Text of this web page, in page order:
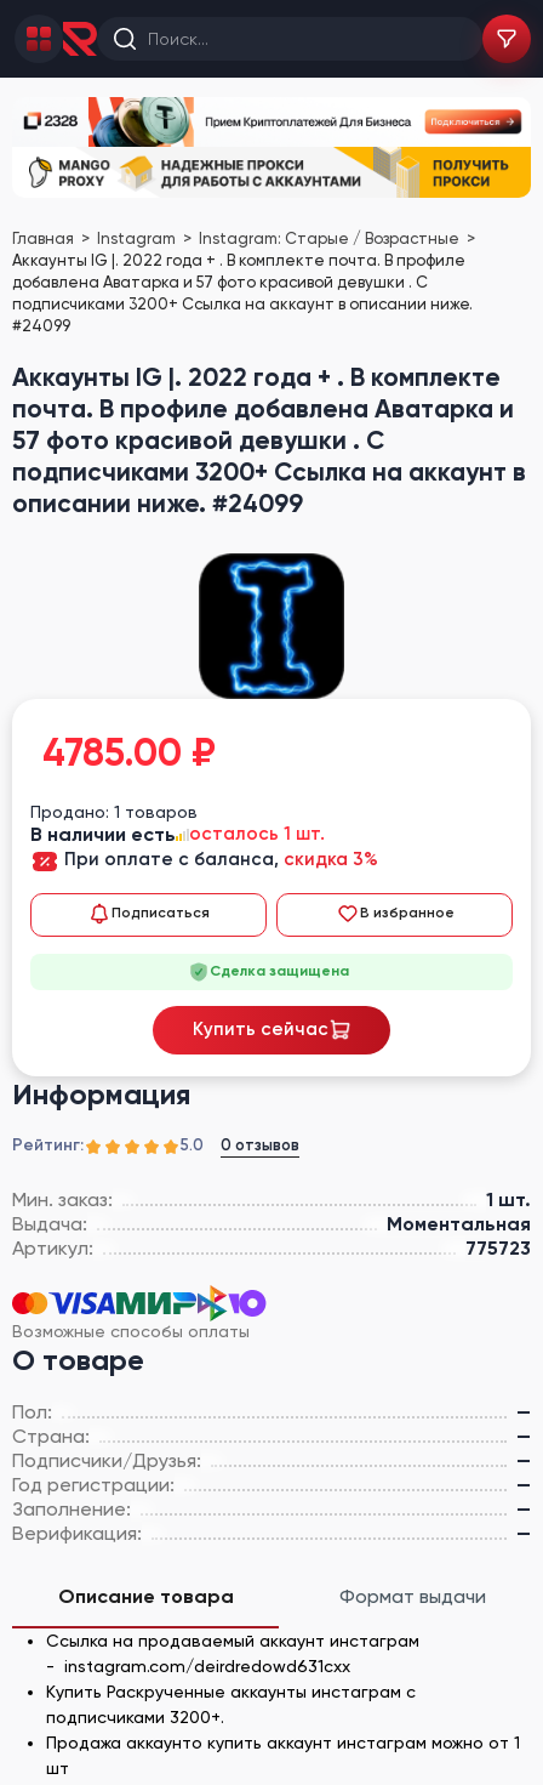
Главная Instagram
Instagram: Старые / Возрастные
Аккаунты IG |. 2022 года + . В комплекте почта. В профиле
добавлена Аватарка и 57 фото красивой девушки . С
подписчиками 3200+ Ссылка на аккаунт в описании ниже.
#24099
Аккаунты IG |. 2022 года + . В комплекте
почта. В профиле добавлена Аватарка и
57 фото красивой девушки . С
подписчиками 3200+ Ссылка на аккаунт в
описании ниже. #24099
Информация
Рейтинг: 5.0 0 отзывов
Мин. заказ:
1 шт.
Выдача:
Моментальная
Артикул:
775723
Возможные способы оплаты
О товаре
Пол:
—
Страна:
—
Подписчики/Друзья:
—
Год регистрации:
—
Заполнение:
—
Верификация:
—
4785.00 ₽
Продано: 1 товаров
В наличии есть
осталось 1 шт.
При оплате с баланса, скидка 3%
Подписаться В избранное
Сделка защищена
Купить сейчас
Описание товара Формат выдачи
Ссылка на продаваемый аккаунт инстаграм
- instagram.com/deirdredowd631cxx
Купить Раскрученные аккаунты инстаграм с
подписчиками 3200+.
Продажа аккаунто купить аккаунт инстаграм можно от 1
шт